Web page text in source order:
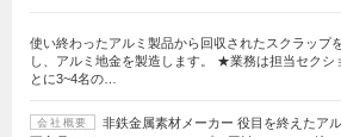
使い終わったアルミ製品から回収されたスクラップ
し、アルミ地金を製造します。 ★業務は担当セクシ
とに3~4名の…
会社概要
非鉄金属素材メーカー 役目を終えたア